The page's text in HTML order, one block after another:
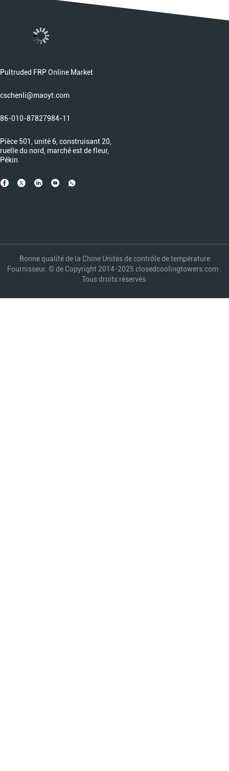
Pultruded FRP Online Market
cschenli@maoyt.com
86-010-87827984-11
Pièce 501, unité 6, construisant 20,
ruelle du nord, marché est de fleur,
Pékin
Bonne qualité de la Chine Unités de contrôle de température
Fournisseur. © de Copyright 2014-2025 closedcoolingtowers.com .
Tous droits réservés.